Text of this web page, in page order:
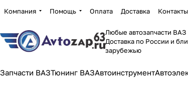
Компания Помощь Оплата Доставка Контакты
Любые автозапчасти ВАЗ
Доставка по России и
зарубежью
Запчасти ВАЗТюнинг ВАЗАвтоинструмент